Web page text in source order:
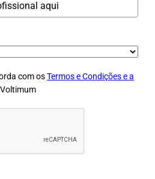
com osTermos e Condições e a